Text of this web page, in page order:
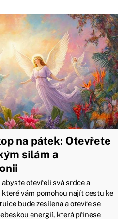
na pátek: Otevřete
silám a
otevřeli svá srdce a
vám pomohou najít cestu ke
bude zesílena a otevře se
energií, která přinese